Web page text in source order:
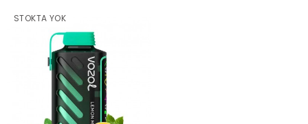
STOKTA YOK